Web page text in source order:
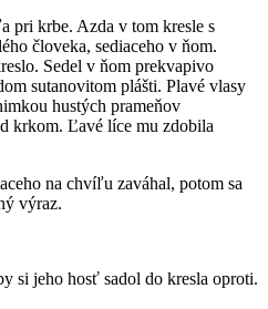
pri krbe. Azda v tom kresle s
človeka, sediaceho v ňom.
Sedel v ňom prekvapivo
sutanovitom plášti. Plavé vlasy
hustých prameňov
krkom. Ľavé líce mu zdobila
na chvíľu zaváhal, potom sa
výraz.
si jeho hosť sadol do kresla oproti.